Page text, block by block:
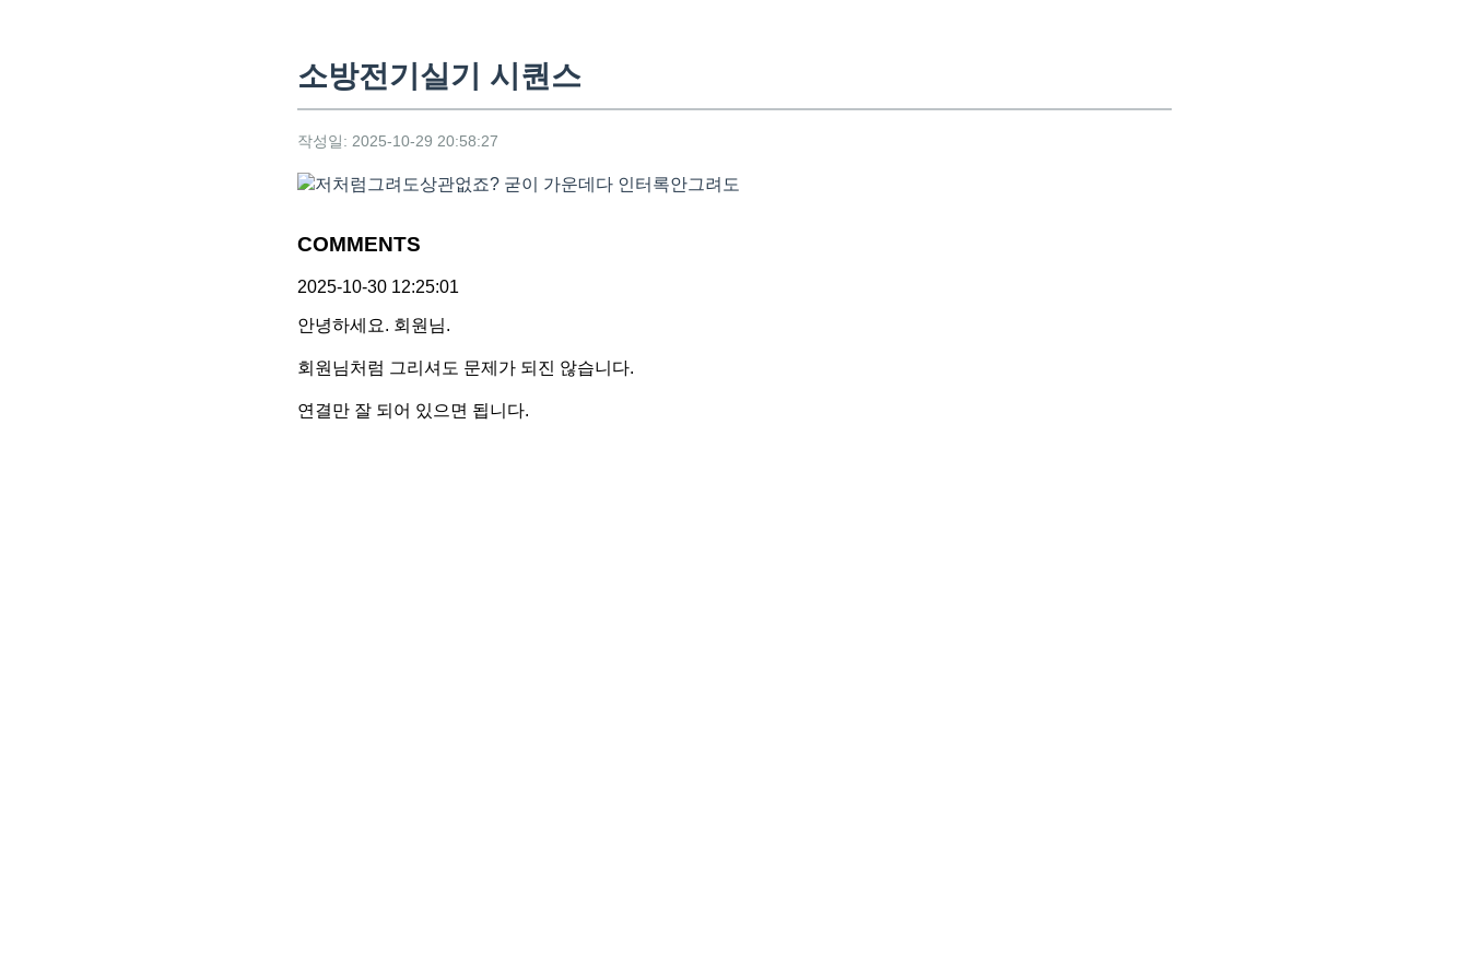
소방전기실기 시퀀스
작성일: 2025-10-29 20:58:27
저처럼그려도상관없죠? 굳이 가운데다 인터록안그려도
COMMENTS
2025-10-30 12:25:01
안녕하세요. 회원님.
회원님처럼 그리셔도 문제가 되진 않습니다.
연결만 잘 되어 있으면 됩니다.